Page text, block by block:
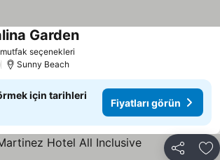
seçenekleri
GardenFiyatları görün
Sunny Beach
için tarihleri
Fiyatları görün
Paylaş